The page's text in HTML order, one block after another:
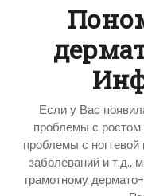
Если у Вас
проблемы с
проблемы с ногтевой
заболеваний и т.д.,
грамотному